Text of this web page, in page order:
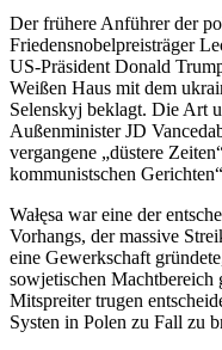
Der frühere Anführer der
Friedensnobelpreisträger
US-Präsident Donald
Weißen Haus mit dem
Selenskyj beklagt. Die Art
Außenminister JD
vergangene „düstere
kommunistschen
Wałęsa war eine der
Vorhangs, der massive
eine Gewerkschaft
sowjetischen Machtbereich
Mitspreiter trugen
Systen in Polen zu Fall zu